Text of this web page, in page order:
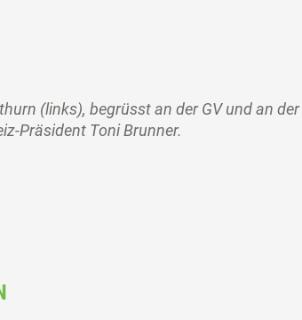
(links), begrüsst an der GV und an
Präsident Toni Brunner.